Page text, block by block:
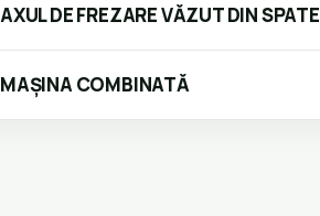
AXUL DE FREZARE VĂZUT DIN SPATE
MAȘINA COMBINATĂ